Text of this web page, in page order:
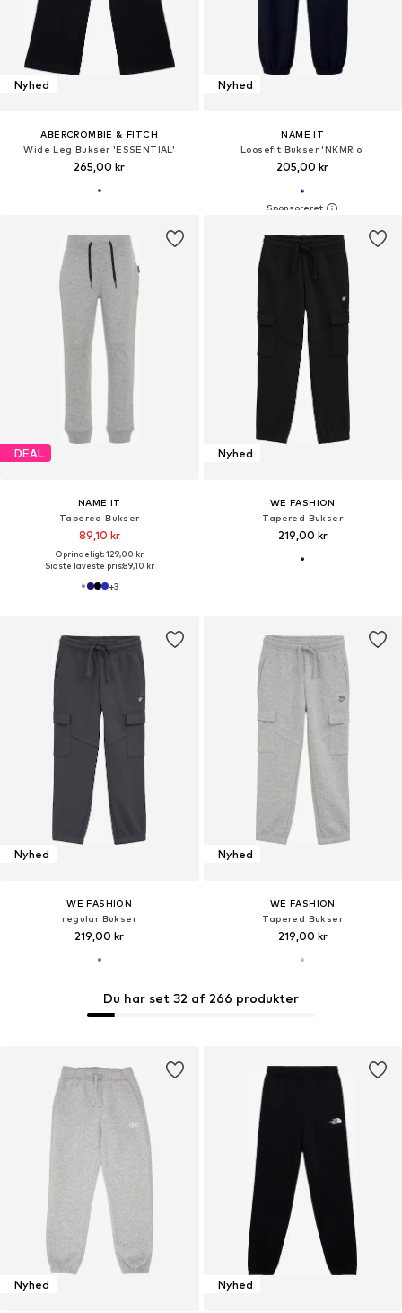
Nyhed
ABERCROMBIE & FITCH
Wide Leg Bukser 'ESSENTIAL'
265,00 kr
Nyhed
NAME IT
Loosefit Bukser 'NKMRio'
205,00 kr
DEAL
NAME IT
Tapered Bukser
89,10 kr
Oprindeligt: 129,00 kr
Sidste laveste pris:89,10 kr
+3
Nyhed
WE FASHION
Tapered Bukser
219,00 kr
Nyhed
WE FASHION
regular Bukser
219,00 kr
Nyhed
WE FASHION
Tapered Bukser
219,00 kr
Du har set 32 af 266 produkter
Nyhed Nyhed